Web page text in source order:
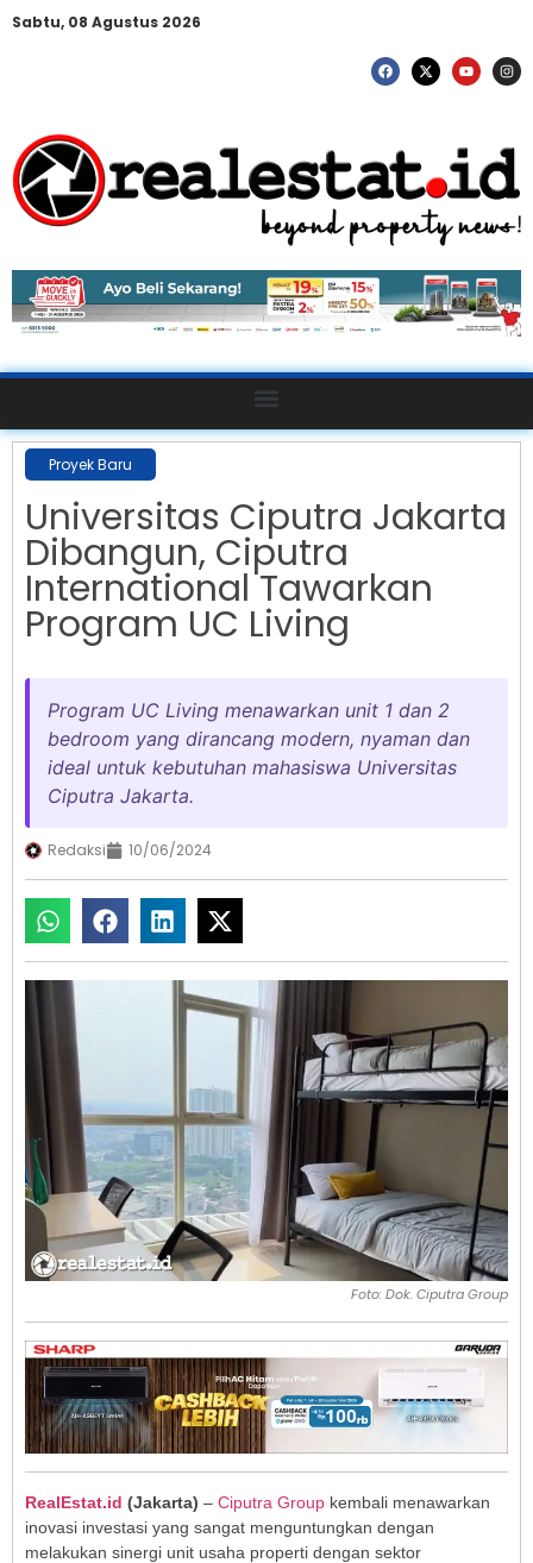
Sabtu, 08 Agustus 2026
Proyek Baru
Universitas Ciputra Jakarta
Dibangun, Ciputra
International Tawarkan
Program UC Living
Program UC Living menawarkan unit 1 dan 2
bedroom yang dirancang modern, nyaman dan
ideal untuk kebutuhan mahasiswa Universitas
Ciputra Jakarta.
Redaksi 10/06/2024
Foto: Dok. Ciputra Group
RealEstat.id (Jakarta) – Ciputra Group kembali menawarkan
inovasi investasi yang sangat menguntungkan dengan
melakukan sinergi unit usaha properti dengan sektor